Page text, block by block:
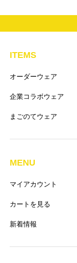
ITEMS
オーダーウェア
企業コラボウェア
まごのてウェア
MENU
マイアカウント
カートを見る
新着情報